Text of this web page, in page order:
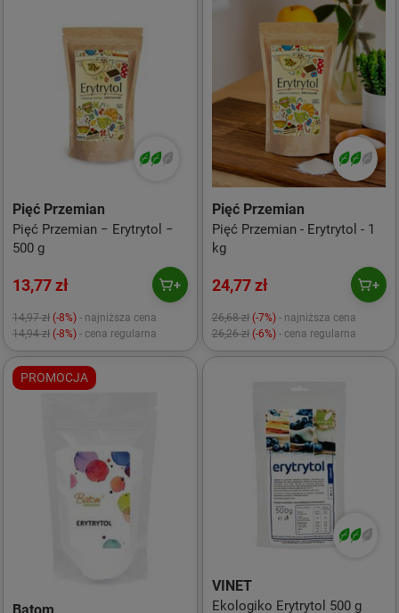
Pięć Przemian
Pięć Przemian − Erytrytol −
500 g
13,77 zł
14,97 zł (-8%) - najniższa cena
14,94 zł (-8%) - cena regularna
Pięć Przemian
Pięć Przemian - Erytrytol - 1
kg
24,77 zł
26,68 zł (-7%) - najniższa cena
26,26 zł (-6%) - cena regularna
PROMOCJA
VINET
Ekologiko Erytrytol 500 g